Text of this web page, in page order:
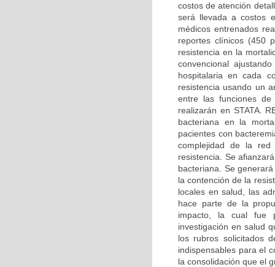
costos de atención
será llevada a costos
médicos entrenados
reportes clínicos (450
resistencia en la
convencional
hospitalaria en cada
resistencia usando un
entre las funciones
realizarán en STATA.
bacteriana en la
pacientes con
complejidad de la red
resistencia. Se
bacteriana. Se
la contención de la
locales en salud, las
hace parte de la
impacto, la cual fue
investigación en salud
los rubros solicitados
indispensables para el
la consolidación que el